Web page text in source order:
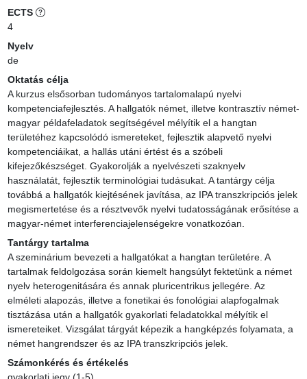
ECTS
4
Nyelv
de
Oktatás célja
A kurzus elsősorban tudományos tartalomalapú nyelvi
kompetenciafejlesztés. A hallgatók német, illetve kontrasztív német-
magyar példafeladatok segítségével mélyítik el a hangtan
területéhez kapcsolódó ismereteket, fejlesztik alapvető nyelvi
kompetenciáikat, a hallás utáni értést és a szóbeli
kifejezőkészséget. Gyakorolják a nyelvészeti szaknyelv
használatát, fejlesztik terminológiai tudásukat. A tantárgy célja
továbbá a hallgatók kiejtésének javítása, az IPA transzkripciós jelek
megismertetése és a résztvevők nyelvi tudatosságának erősítése a
magyar-német interferenciajelenségekre vonatkozóan.
Tantárgy tartalma
A szeminárium bevezeti a hallgatókat a hangtan területére. A
tartalmak feldolgozása során kiemelt hangsúlyt fektetünk a német
nyelv heterogenitására és annak pluricentrikus jellegére. Az
elméleti alapozás, illetve a fonetikai és fonológiai alapfogalmak
tisztázása után a hallgatók gyakorlati feladatokkal mélyítik el
ismereteiket. Vizsgálat tárgyát képezik a hangképzés folyamata, a
német hangrendszer és az IPA transzkripciós jelek.
Számonkérés és értékelés